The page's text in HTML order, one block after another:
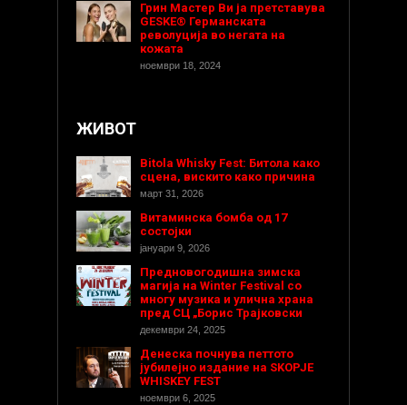
Грин Мастер Ви ја претставува
GESKE® Германската
револуција во негата на
кожата
ноември 18, 2024
ЖИВОТ
Bitola Whisky Fest: Битола како
сцена, вискито како причина
март 31, 2026
Витаминска бомба од 17
состојки
јануари 9, 2026
Предновогодишнa зимска
магија на Winter Festival со
многу музика и улична храна
пред СЦ „Борис Трајковски
декември 24, 2025
Денеска почнува петтото
јубилејно издание на SKOPJE
WHISKEY FEST
ноември 6, 2025